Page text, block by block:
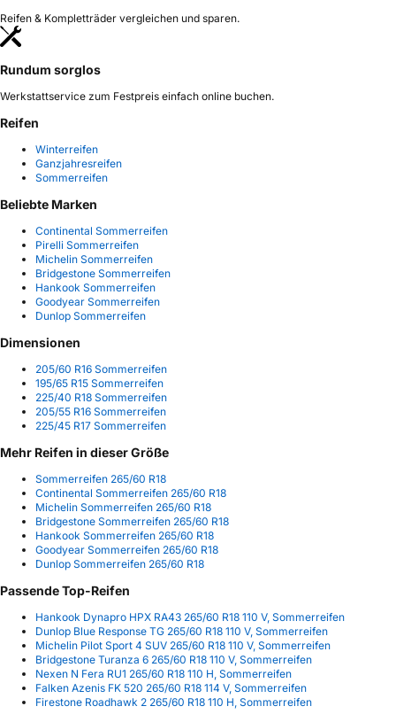
Reifen & Kompletträder vergleichen und sparen.
Rundum sorglos
Werkstattservice zum Festpreis einfach online buchen.
Reifen
Winterreifen
Ganzjahresreifen
Sommerreifen
Beliebte Marken
Continental Sommerreifen
Pirelli Sommerreifen
Michelin Sommerreifen
Bridgestone Sommerreifen
Hankook Sommerreifen
Goodyear Sommerreifen
Dunlop Sommerreifen
Dimensionen
205/60 R16 Sommerreifen
195/65 R15 Sommerreifen
225/40 R18 Sommerreifen
205/55 R16 Sommerreifen
225/45 R17 Sommerreifen
Mehr Reifen in dieser Größe
Sommerreifen 265/60 R18
Continental Sommerreifen 265/60 R18
Michelin Sommerreifen 265/60 R18
Bridgestone Sommerreifen 265/60 R18
Hankook Sommerreifen 265/60 R18
Goodyear Sommerreifen 265/60 R18
Dunlop Sommerreifen 265/60 R18
Passende Top-Reifen
Hankook Dynapro HPX RA43 265/60 R18 110 V, Sommerreifen
Dunlop Blue Response TG 265/60 R18 110 V, Sommerreifen
Michelin Pilot Sport 4 SUV 265/60 R18 110 V, Sommerreifen
Bridgestone Turanza 6 265/60 R18 110 V, Sommerreifen
Nexen N Fera RU1 265/60 R18 110 H, Sommerreifen
Falken Azenis FK 520 265/60 R18 114 V, Sommerreifen
Firestone Roadhawk 2 265/60 R18 110 H, Sommerreifen